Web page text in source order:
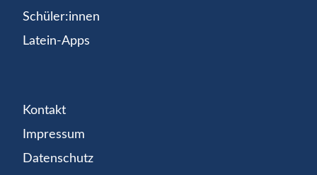
Schüler:innen
Latein-Apps
Kontakt
Impressum
Datenschutz